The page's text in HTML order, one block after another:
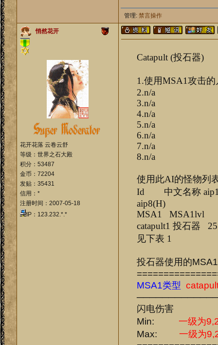
管理: 禁言操作
悄然花开
花开花落 云卷云舒
等级：世界之石大殿
积分：53487
金币：72204
发贴：35431
信用：*
注册时间：2007-05-18
IP：123.232.*.*
Catapult (投石器)
1.使用MSA1攻击的
2.n/a
3.n/a
4.n/a
5.n/a
6.n/a
7.n/a
8.n/a
使用此AI的怪物列
Id 中文名称
aip8(H)
MSA1 MSA1lvl
见下表 1
投石器使用的
MSA1类型
闪电伤害
Min: 一级为
Max: 一级为